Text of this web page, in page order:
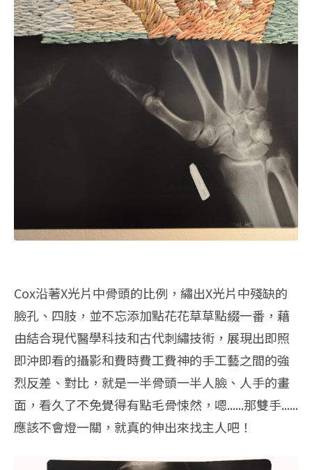
Cox沿著X光片中骨頭的比例，繡出X光片中殘缺的
臉孔、四肢，並不忘添加點花花草草點綴一番，藉
由結合現代醫學科技和古代刺繡技術，展現出即照
即沖即看的攝影和費時費工費神的手工藝之間的強
烈反差、對比，就是一半骨頭一半人臉、人手的畫
面，看久了不免覺得有點毛骨悚然，嗯......那雙手......
應該不會燈一關，就真的伸出來找主人吧！